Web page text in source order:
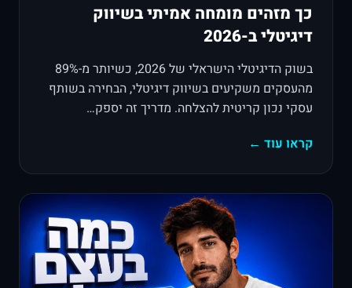
כך מזהים מומחה אמיתי בשיווק
דיגיטלי ב-2026
בשוק הדיגיטלי הישראלי של 2026, כשיותר מ-89%
מהעסקים משקיעים בשיווק דיגיטלי, הבחירה בשותף
עסקי נכון קריטית להצלחה. מדריך זה יספק…
קראו עוד ←